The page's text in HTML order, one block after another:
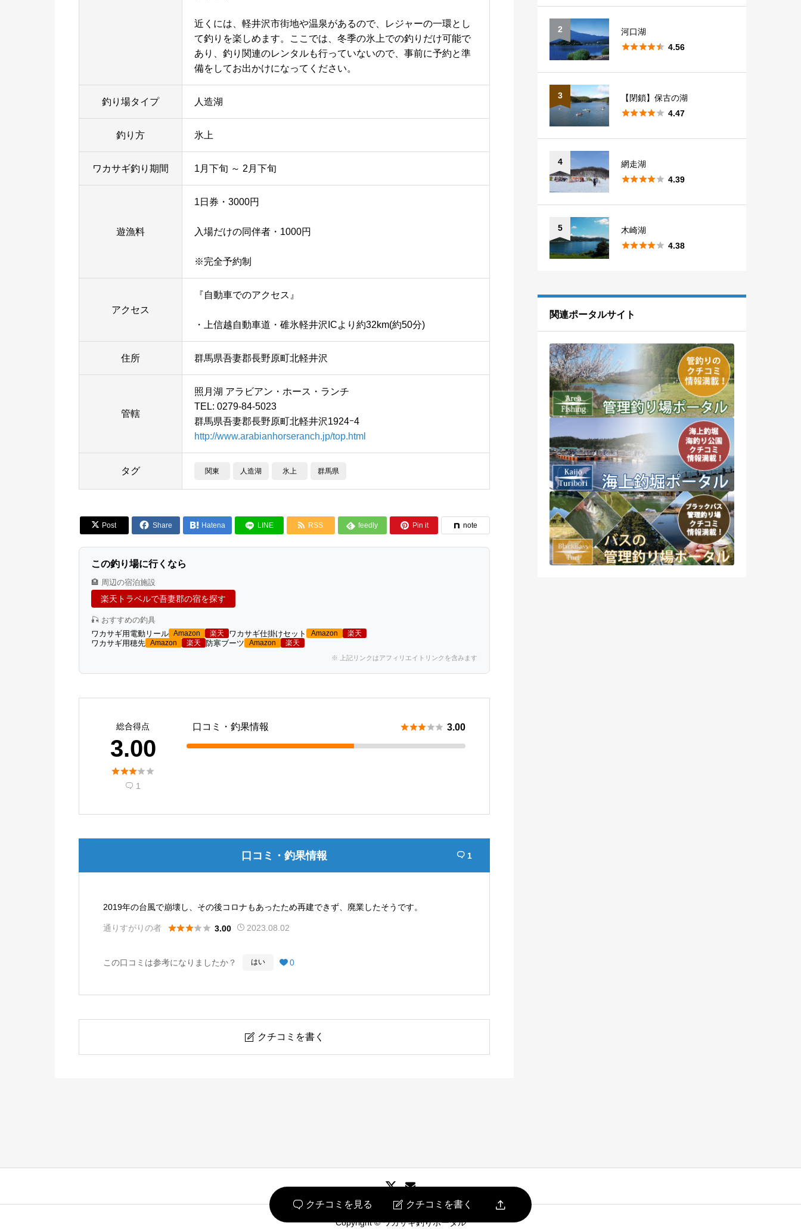
近くには、軽井沢市街地や温泉があるので、レジャーの一環とし
て釣りを楽しめます。ここでは、冬季の氷上での釣りだけ可能で
あり、釣り関連のレンタルも行っていないので、事前に予約と準
備をしてお出かけになってください。
釣り場タイプ 人造湖
釣り方 氷上
ワカサギ釣り期間 1月下旬 ～ 2月下旬
遊漁料
1日券・3000円
入場だけの同伴者・1000円
※完全予約制
アクセス
『自動車でのアクセス』
・上信越自動車道・碓氷軽井沢ICより約32km(約50分)
住所 群馬県吾妻郡長野原町北軽井沢
管轄
照月湖 アラビアン・ホース・ランチ
TEL: 0279-84-5023
群馬県吾妻郡長野原町北軽井沢1924ｰ4
http://www.arabianhorseranch.jp/top.html
タグ 関東 人造湖 氷上 群馬県
 Post  Share  Hatena LINE  RSS  feedly  Pin it note
この釣り場に行くなら
🏨 周辺の宿泊施設
楽天トラベルで吾妻郡の宿を探す
🎣 おすすめの釣具
ワカサギ用電動リール Amazon 楽天 ワカサギ仕掛けセット Amazon 楽天
ワカサギ用穂先 Amazon 楽天 防寒ブーツ Amazon 楽天
※ 上記リンクはアフィリエイトリンクを含みます
総合得点
3.00

 1
口コミ・釣果情報  3.00
口コミ・釣果情報  1
2019年の台風で崩壊し、その後コロナもあったため再建できず、廃業したそうです。
通りすがりの者  3.00 2023.08.02
この口コミは参考になりましたか？ はい  0
 クチコミを書く
2
河口湖
 4.56
3
【閉鎖】保古の湖
 4.47
4
網走湖
 4.39
5
木崎湖
 4.38
関連ポータルサイト
Copyright © ワカサギ釣りポータル
 クチコミを見る  クチコミを書く 